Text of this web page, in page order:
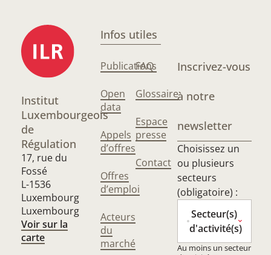
Institut
Luxembourgeois
de
Régulation
17, rue du
Fossé
L-1536
Luxembourg
Luxembourg
Voir sur la
carte
Infos utiles
Publications
Open
data
Appels
d’offres
Offres
d’emploi
Acteurs
du
marché
FAQ
Glossaire
Espace
presse
Contact
Inscrivez-vous
à notre
newsletter
Choisissez un
ou plusieurs
secteurs
(obligatoire) :
Secteur(s)
d'activité(s)
Au moins un secteur